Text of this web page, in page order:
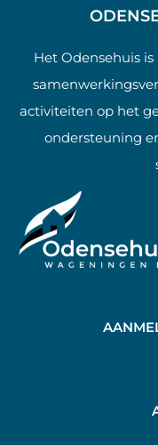
Het Odensehuis
activiteiten op het
ondersteuning